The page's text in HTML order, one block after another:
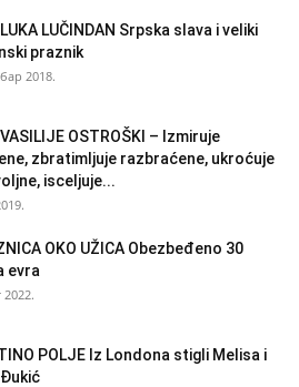
LUČINDAN Srpska slava i veliki
praznik
2018.
OSTROŠKI – Izmiruje
zbratimljuje razbraćene, ukroćuje
isceljuje...
OKO UŽICA Obezbeđeno 30
evra
2022.
POLJE Iz Londona stigli Melisa i